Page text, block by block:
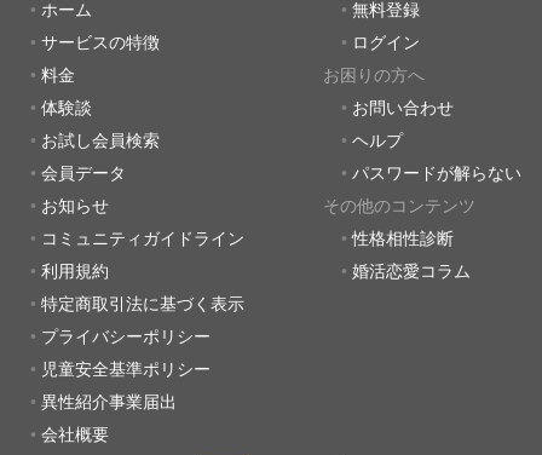
ホーム
サービスの特徴
料金
体験談
お試し会員検索
会員データ
お知らせ
コミュニティガイドライン
利用規約
特定商取引法に基づく表示
プライバシーポリシー
児童安全基準ポリシー
異性紹介事業届出
会社概要
無料登録
ログイン
お困りの方へ
お問い合わせ
ヘルプ
パスワードが解らない
その他のコンテンツ
性格相性診断
婚活恋愛コラム